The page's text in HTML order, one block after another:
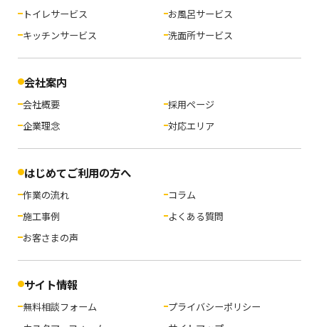
トイレサービス
キッチンサービス
お風呂サービス
洗面所サービス
会社案内
会社概要
企業理念
採用ページ
対応エリア
はじめてご利用の方へ
作業の流れ
施工事例
お客さまの声
コラム
よくある質問
サイト情報
無料相談フォーム
プライバシーポリシー